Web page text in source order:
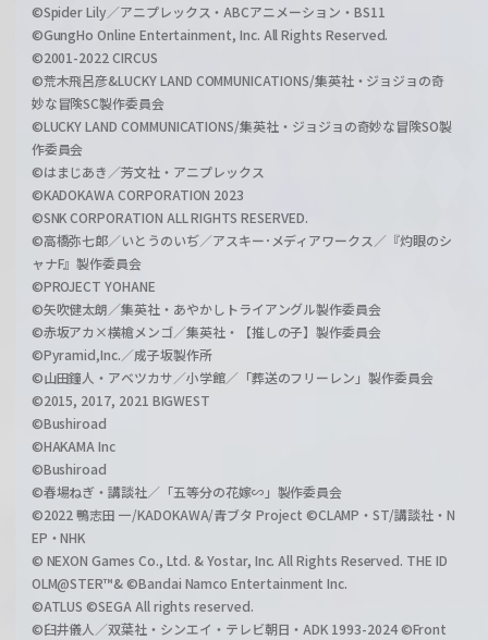
©Spider Lily／アニプレックス・ABCアニメーション・BS11
©GungHo Online Entertainment, Inc. All Rights Reserved.
©2001-2022 CIRCUS
©荒木飛呂彦&LUCKY LAND COMMUNICATIONS/集英社・ジョジョの奇
妙な冒険SC製作委員会
©LUCKY LAND COMMUNICATIONS/集英社・ジョジョの奇妙な冒険SO製
作委員会
©はまじあき／芳文社・アニプレックス
©KADOKAWA CORPORATION 2023
©SNK CORPORATION ALL RIGHTS RESERVED.
©高橋弥七郎／いとうのいぢ／アスキー･メディアワークス／『灼眼のシ
ャナF』製作委員会
©PROJECT YOHANE
©矢吹健太朗／集英社・あやかしトライアングル製作委員会
©赤坂アカ×横槍メンゴ／集英社・【推しの子】製作委員会
©Pyramid,Inc.／成子坂製作所
©山田鐘人・アベツカサ／小学館／「葬送のフリーレン」製作委員会
©2015, 2017, 2021 BIGWEST
©Bushiroad
©HAKAMA Inc
©Bushiroad
©春場ねぎ・講談社／「五等分の花嫁∽」製作委員会
©2022 鴨志田 一/KADOKAWA/青ブタ Project ©CLAMP・ST/講談社・N
EP・NHK
© NEXON Games Co., Ltd. & Yostar, Inc. All Rights Reserved. THE ID
OLM@STER™& ©Bandai Namco Entertainment Inc.
©ATLUS ©SEGA All rights reserved.
©臼井儀人／双葉社・シンエイ・テレビ朝日・ADK 1993-2024 ©Front